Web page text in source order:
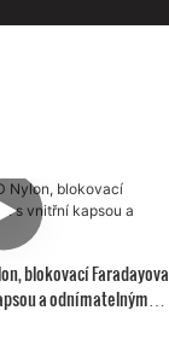
blokovací Faradayova
a odnímatelným